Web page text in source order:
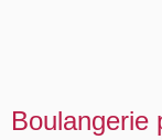
Boulangerie